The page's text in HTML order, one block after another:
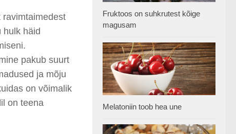
ravimtaimedest
hulk häid
pakub suurt
ja mõju
on võimalik
on teena
Fruktoos on suhkrutest kõige
magusam
Melatoniin toob hea une